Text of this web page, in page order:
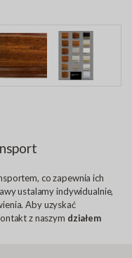
co zapewnia ich
ustalamy indywidualnie,
Aby uzyskać
z naszym działem